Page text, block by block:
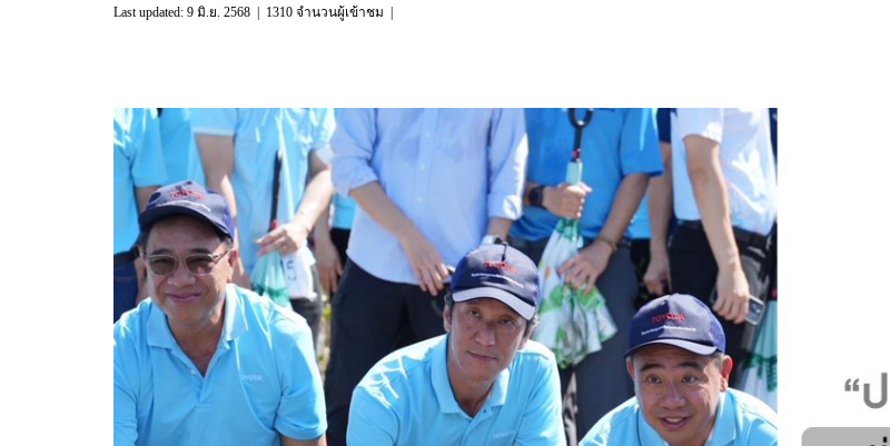
Last updated: 9 มิ.ย. 2568 1310 จำนวนผู้เข้าชม